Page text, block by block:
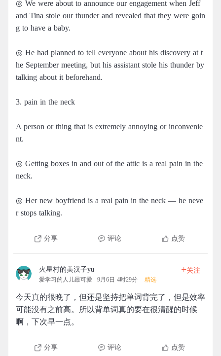
◎ We were about to announce our engagement when Jeff
and Tina stole our thunder and revealed that they were goin
g to have a baby.
◎ He had planned to tell everyone about his discovery at t
he September meeting, but his assistant stole his thunder by
talking about it beforehand.
3. pain in the neck
A person or thing that is extremely annoying or inconvenie
nt.
◎ Getting boxes in and out of the attic is a real pain in the
neck.
◎ Her new boyfriend is a real pain in the neck — he neve
r stops talking.
分享 评论 点赞
火星村的美汉子yu
爱学习的人儿最可爱 9月6日 4时29分 精选
+关注
今天真的很晚了，但还是坚持把单词背完了，但是效率
可能没有之前高。所以背单词真的要在很清醒的时候
啊，下次早一点。
分享 评论 点赞